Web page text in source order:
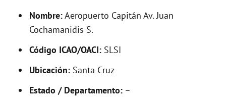
d
Nombre:Aeropuerto Capitán Av. Juan
Cochamanidis S.
Código ICAO/OACI: SLSI
Ubicación: Santa Cruz
Estado / Departamento: –